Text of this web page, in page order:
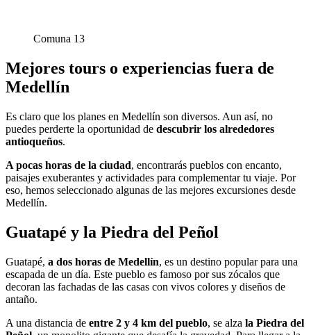
Comuna 13
Mejores tours o experiencias fuera de
Medellín
Es claro que los planes en Medellín son diversos. Aun así, no
puedes perderte la oportunidad de descubrir los alrededores
antioqueños.
A pocas horas de la ciudad, encontrarás pueblos con encanto,
paisajes exuberantes y actividades para complementar tu viaje. Por
eso, hemos seleccionado algunas de las mejores excursiones desde
Medellín.
Guatapé y la Piedra del Peñol
Guatapé, a dos horas de Medellín, es un destino popular para una
escapada de un día. Este pueblo es famoso por sus zócalos que
decoran las fachadas de las casas con vivos colores y diseños de
antaño.
A una distancia de entre 2 y 4 km del pueblo, se alza la Piedra del